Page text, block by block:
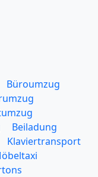
Büroumzug
Beiladung
Klaviertransport